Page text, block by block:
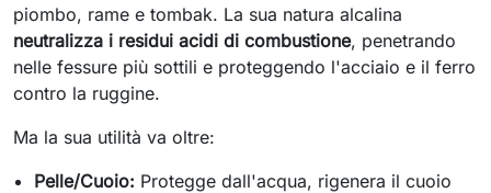
piombo, rame e tombak. La sua natura alcalina
neutralizza i residui acidi di combustione, penetrando
nelle fessure più sottili e proteggendo l'acciaio e il ferro
contro la ruggine.
Ma la sua utilità va oltre:
Pelle/Cuoio: Protegge dall'acqua, rigenera il cuoio